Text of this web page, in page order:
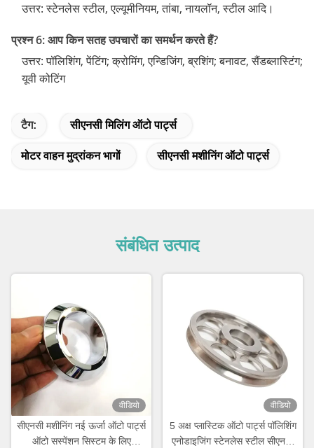
उत्तर: स्टेनलेस स्टील, एल्यूमीनियम, तांबा, नायलॉन, स्टील आदि।
प्रश्न 6: आप किन सतह उपचारों का समर्थन करते हैं?
उत्तर: पॉलिशिंग, पेंटिंग; क्रोमिंग, एन्डिजिंग, ब्रशिंग; बनावट, सैंडब्लास्टिंग;
यूवी कोटिंग
टैग: सीएनसी मिलिंग ऑटो पार्ट्स
मोटर वाहन मुद्रांकन भागों सीएनसी मशीनिंग ऑटो पार्ट्स
संबंधित उत्पाद
वीडियो
सीएनसी मशीनिंग नई ऊर्जा ऑटो पार्ट्स
ऑटो सस्पेंशन सिस्टम के लिए
वीडियो
5 अक्ष प्लास्टिक ऑटो पार्ट्स पॉलिशिंग
एनोडाइजिंग स्टेनलेस स्टील सीएनसी